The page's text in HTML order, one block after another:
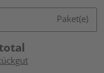
Paket(e)